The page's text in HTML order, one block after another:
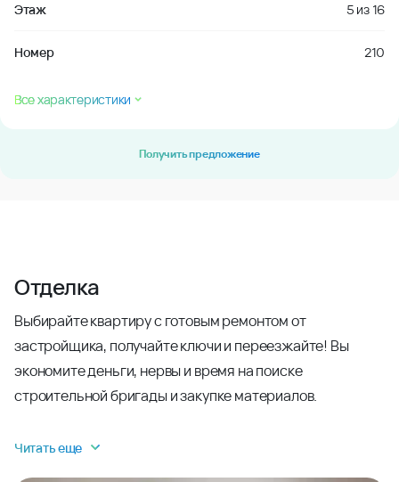
Этаж 5 из16
Номер 210
Все характеристики
Получить предложение
Отделка
Выбирайте квартиру с готовым ремонтом от
застройщика, получайте ключи и переезжайте! Вы
экономите деньги, нервы и время на поиске
строительной бригады и закупке материалов.
Читать еще